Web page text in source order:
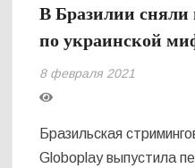
В Бразилии
по украинской
8 февраля 2021
Бразильская
Globoplay выпустила